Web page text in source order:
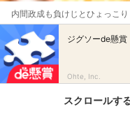
内間政成も負けじとひょっこ
ジグソーde懸賞
Ohte, Inc.
スクロールす